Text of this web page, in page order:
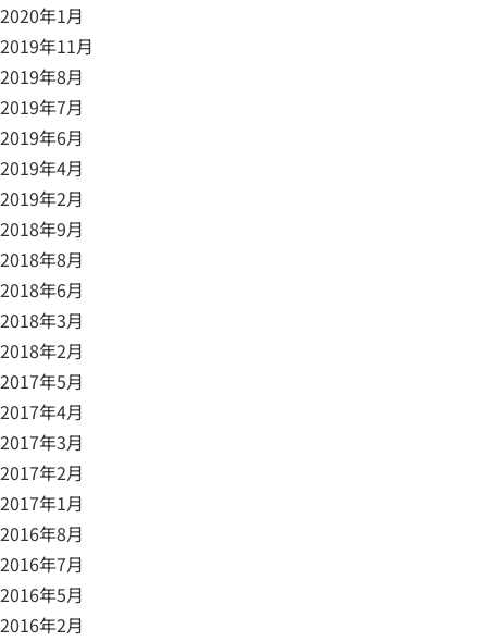
2020年1月
2019年11月
2019年8月
2019年7月
2019年6月
2019年4月
2019年2月
2018年9月
2018年8月
2018年6月
2018年3月
2018年2月
2017年5月
2017年4月
2017年3月
2017年2月
2017年1月
2016年8月
2016年7月
2016年5月
2016年2月